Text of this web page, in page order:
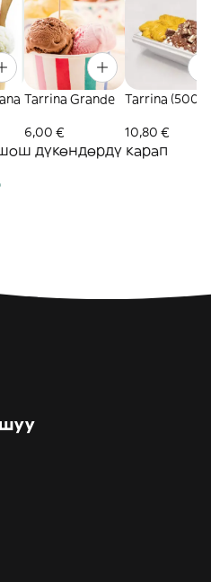
Tarrina Grande
6,00 €
Tarrina (500
10,80 €
дүкөндөрдү карап